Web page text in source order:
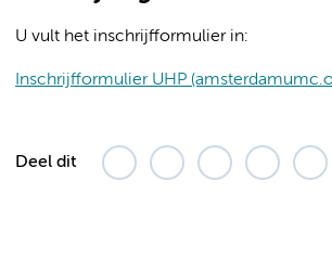
U vult het inschrijfformulier in:
Inschrijfformulier UHP
Deel dit